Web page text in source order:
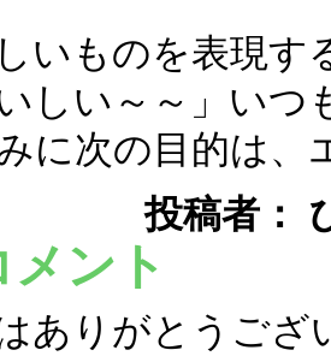
いものを表現す
いしい～～」い
に次の目的は、
投稿者：
ント
ありがとうござ